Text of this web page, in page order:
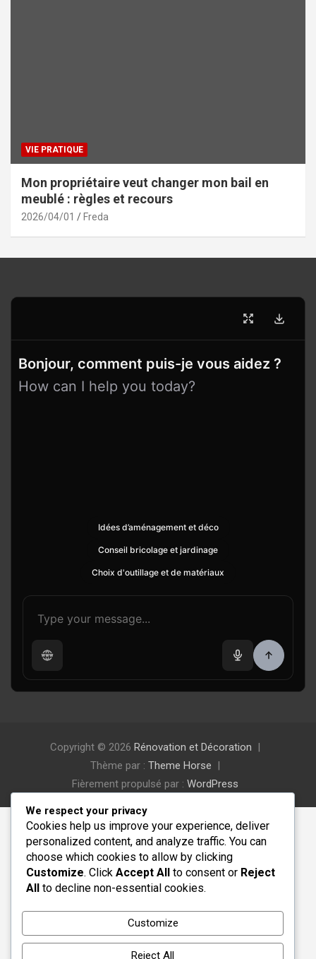
VIE PRATIQUE
Mon propriétaire veut changer mon bail en
meublé : règles et recours
2026/04/01 Freda
Bonjour, comment puis-je vous aidez ?
How can I help you today?
Idées d’aménagement et déco
Conseil bricolage et jardinage
Choix d'outillage et de matériaux
Copyright © 2026 Rénovation et Décoration
Thème par : Theme Horse
Fièrement propulsé par : WordPress
We respect your privacy
Cookies help us improve your experience, deliver
personalized content, and analyze traffic. You can
choose which cookies to allow by clicking
Customize. Click Accept All to consent or Reject
All to decline non-essential cookies.
Customize
Reject All